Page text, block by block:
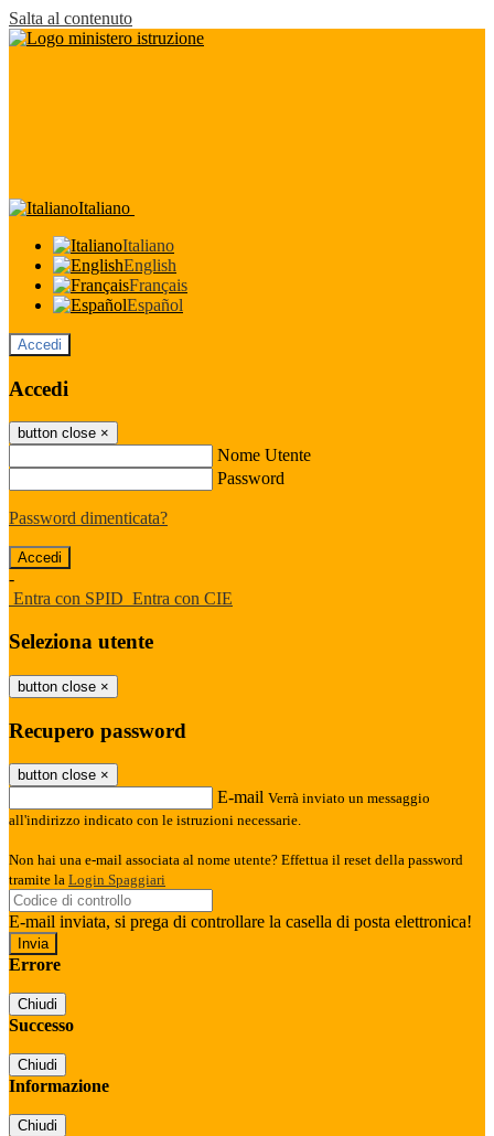
Salta al contenuto
Italiano
Italiano
English
Français
Español
Accedi
Accedi
button close ×
Nome Utente
Password
Password dimenticata?
-
Entra con SPID Entra con CIE
Seleziona utente
button close ×
Recupero password
button close ×
E-mail Verrà inviato un messaggio
all'indirizzo indicato con le istruzioni necessarie.
Non hai una e-mail associata al nome utente? Effettua il reset della password
tramite la Login Spaggiari
E-mail inviata, si prega di controllare la casella di posta elettronica!
Errore
Chiudi
Successo
Chiudi
Informazione
Chiudi